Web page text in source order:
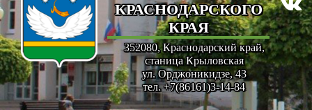
КРАСНОДАРСКОГО
КРАЯ
352080, Краснодарский край,
станица Крыловская
ул. Орджоникидзе, 43
тел. +7(86161)3-14-84